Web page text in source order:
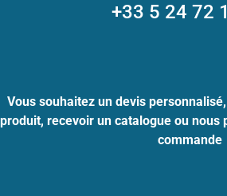
+33 5 24 72
Vous souhaitez un devis
produit, recevoir un catalogue ou nous
commande